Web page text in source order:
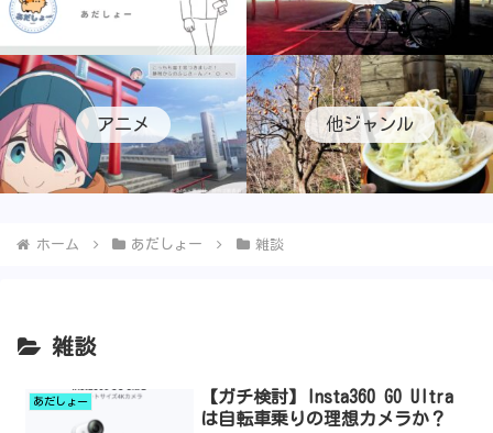
アニメ 他ジャンル
ホーム あだしょー 雑談
雑談
あだしょー
【ガチ検討】Insta360 GO Ultra
は自転車乗りの理想カメラか？